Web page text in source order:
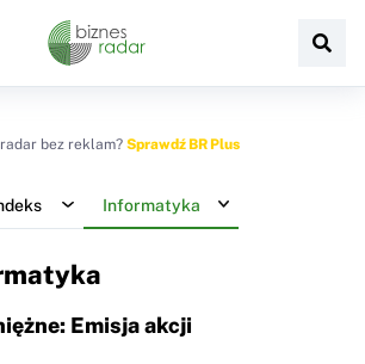
bez reklam? Sprawdź BR Plus
Informatyka
Emisja akcji